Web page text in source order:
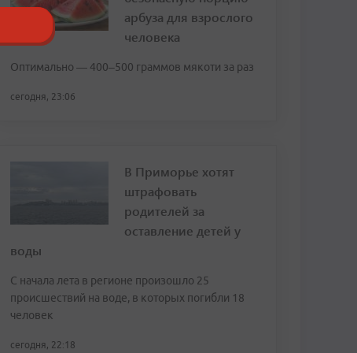
арбуза для взрослого
человека
Оптимально — 400–500 граммов мякоти за раз
сегодня, 23:06
В Приморье хотят
штрафовать
родителей за
оставление детей у
воды
С начала лета в регионе произошло 25
происшествий на воде, в которых погибли 18
человек
сегодня, 22:18